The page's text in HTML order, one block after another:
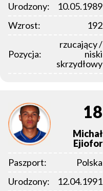
Urodzony:
10.05.1989
Wzrost:
192
Pozycja:
rzucający /
niski
skrzydłowy
18
Michał
Ejiofor
Paszport:
Polska
Urodzony:
12.04.1991